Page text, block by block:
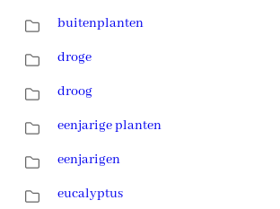
buitenplanten
droge
droog
eenjarige planten
eenjarigen
eucalyptus